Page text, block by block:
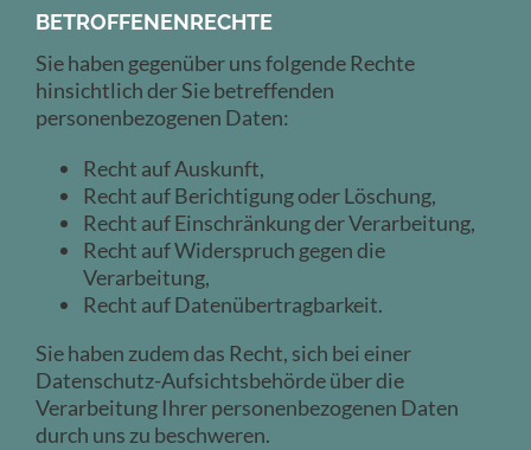
BETROFFENENRECHTE
Sie haben gegenüber uns folgende Rechte
hinsichtlich der Sie betreffenden
personenbezogenen Daten:
Recht auf Auskunft,
Recht auf Berichtigung oder Löschung,
Recht auf Einschränkung der Verarbeitung,
Recht auf Widerspruch gegen die
Verarbeitung,
Recht auf Datenübertragbarkeit.
Sie haben zudem das Recht, sich bei einer
Datenschutz-Aufsichtsbehörde über die
Verarbeitung Ihrer personenbezogenen Daten
durch uns zu beschweren.